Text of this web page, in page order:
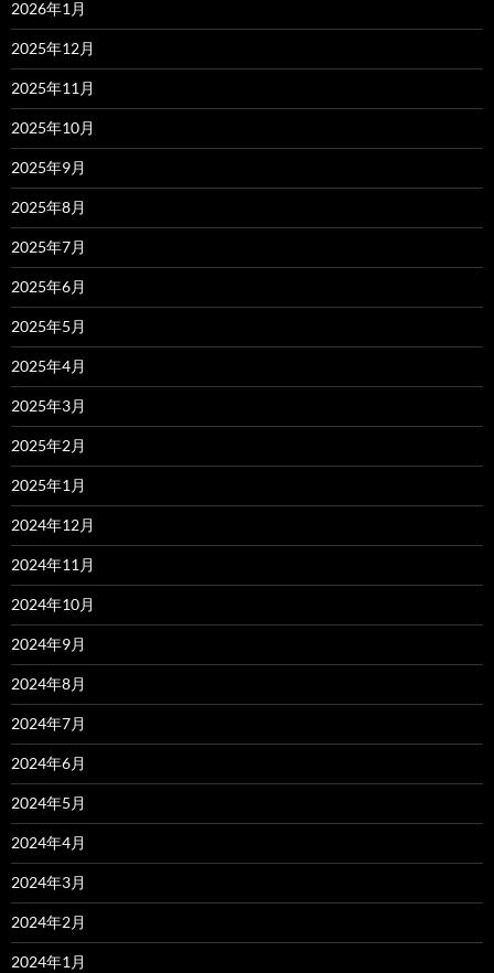
2026年1月
2025年12月
2025年11月
2025年10月
2025年9月
2025年8月
2025年7月
2025年6月
2025年5月
2025年4月
2025年3月
2025年2月
2025年1月
2024年12月
2024年11月
2024年10月
2024年9月
2024年8月
2024年7月
2024年6月
2024年5月
2024年4月
2024年3月
2024年2月
2024年1月